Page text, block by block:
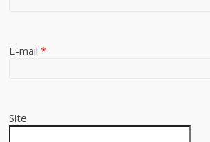
E-mail*
Site